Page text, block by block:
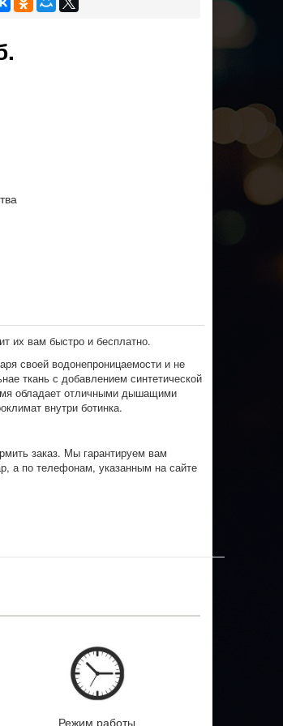
их вам быстро и бесплатно.
своей водонепроницаемости и не
ткань с добавлением синтетической
обладает отличными дышащими
внутри ботинка.
заказ. Мы гарантируем вам
а по телефонам, указанным на сайте
Режим работы